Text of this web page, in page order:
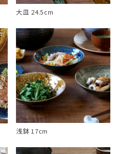
大皿 24.5cm
浅鉢 17cm